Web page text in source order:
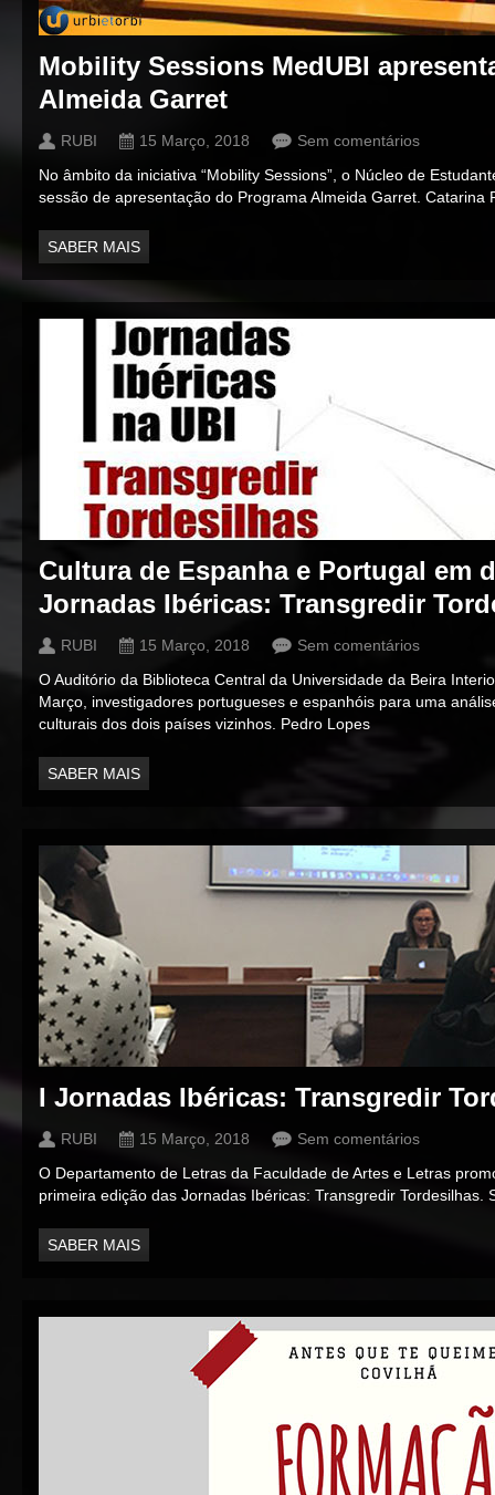
Mobility Sessions MedUBI
Almeida Garret
RUBI 15 Março, 2018
Sem comentários
No âmbito da iniciativa “Mobility Sessions”, o Núcleo de
sessão de apresentação do Programa Almeida Garret. Catarina
SABER MAIS
Cultura de Espanha e Portugal em
Jornadas Ibéricas: Transgredir
RUBI 15 Março, 2018
Sem comentários
O Auditório da Biblioteca Central da Universidade da Beira
Março, investigadores portugueses e espanhóis para uma
culturais dos dois países vizinhos. Pedro Lopes
SABER MAIS
I Jornadas Ibéricas: Transgredir
RUBI 15 Março, 2018
Sem comentários
O Departamento de Letras da Faculdade de Artes e Letras
primeira edição das Jornadas Ibéricas: Transgredir Tordesilhas.
SABER MAIS